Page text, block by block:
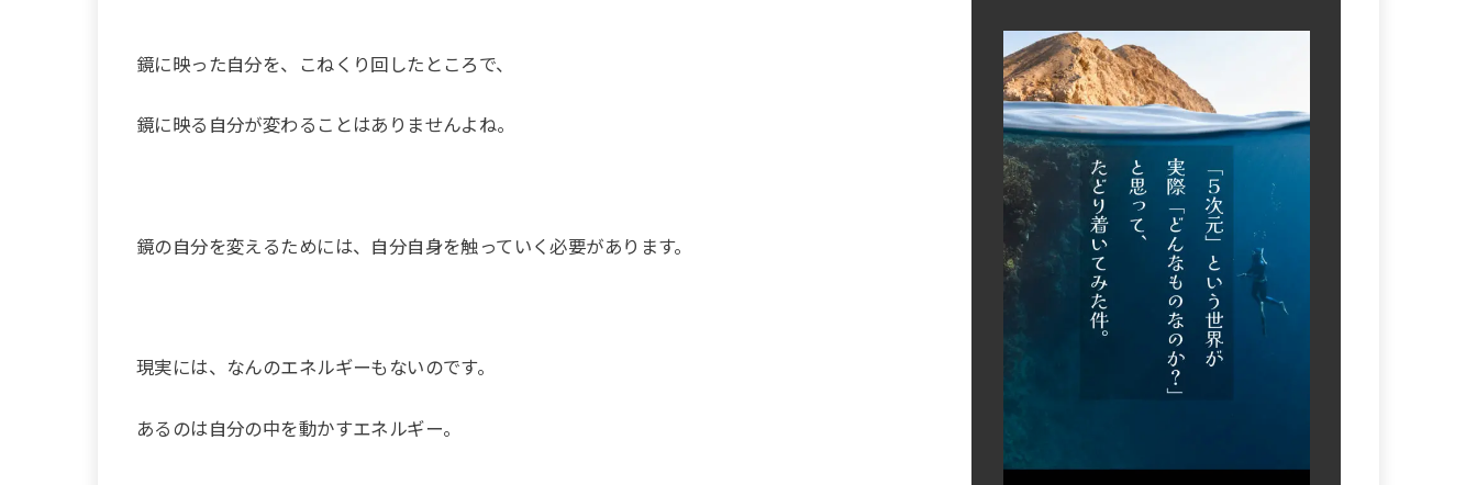
鏡に映った自分を、こねくり回したところで、
鏡に映る自分が変わることはありませんよね。
鏡の自分を変えるためには、自分自身を触っていく必要があります。
現実には、なんのエネルギーもないのです。
あるのは自分の中を動かすエネルギー。